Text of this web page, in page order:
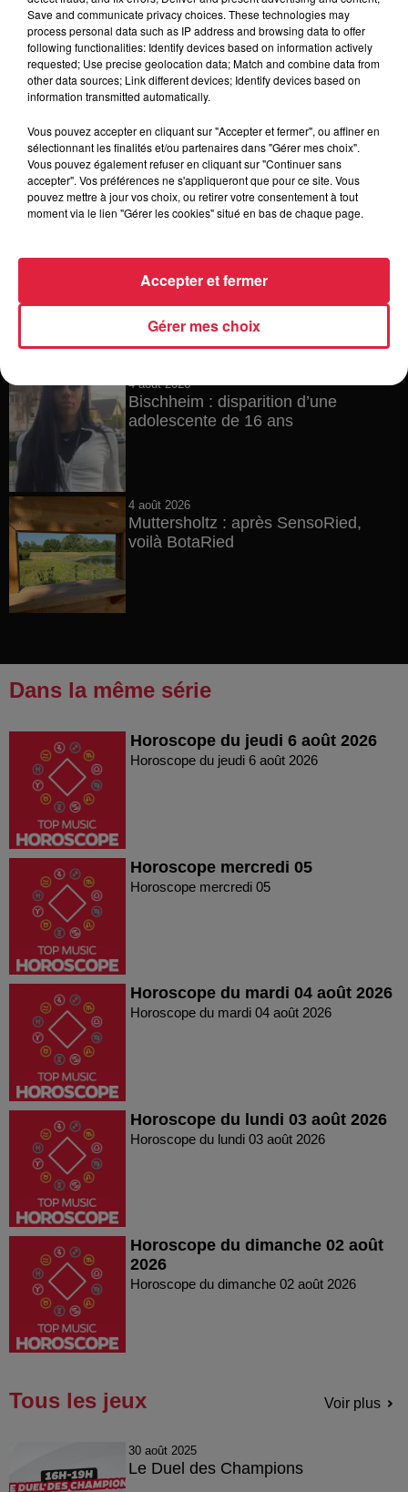
12h23
Les dernières infos sur la venue du
pape à Metz en septembre
5 août 2026
Europa-Park : des précisons sur
l’après Euro-Mir
4 août 2026
Vélos d'occasion en Alsace : les
4 août 2026
Bischheim : disparition d’une
adolescente de 16 ans
4 août 2026
Muttersholtz : après SensoRied,
voilà BotaRied
Dans la même série
Horoscope du jeudi 6 août 2026
Horoscope du jeudi 6 août 2026
Horoscope mercredi 05
Horoscope mercredi 05
Horoscope du mardi 04 août 2026
Horoscope du mardi 04 août 2026
Horoscope du lundi 03 août 2026
Horoscope du lundi 03 août 2026
Horoscope du dimanche 02 août
2026
Horoscope du dimanche 02 août 2026
Tous les jeux Voir plus
30 août 2025
Le Duel des Champions
Save and communicate privacy choices. These technologies may
process personal data such as IP address and browsing data to offer
following functionalities: Identify devices based on information actively
requested; Use precise geolocation data; Match and combine data from
other data sources; Link different devices; Identify devices based on
information transmitted automatically.
Vous pouvez accepter en cliquant sur "Accepter et fermer", ou affiner en
sélectionnant les finalités et/ou partenaires dans "Gérer mes choix".
Vous pouvez également refuser en cliquant sur "Continuer sans
accepter". Vos préférences ne s'appliqueront que pour ce site. Vous
pouvez mettre à jour vos choix, ou retirer votre consentement à tout
moment via le lien "Gérer les cookies" situé en bas de chaque page.
Gérer mes choix
Accepter et fermer